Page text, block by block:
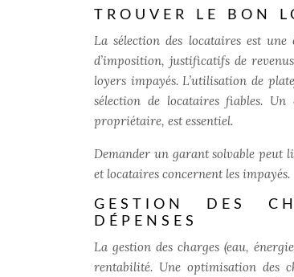
TROUVER LE BON
La sélection des locataires est
d’imposition, justificatifs de
loyers impayés. L’utilisation de
sélection de locataires fiables.
propriétaire, est essentiel.
Demander un garant solvable peut
et locataires concernent les impayés.
GESTION DES
DÉPENSES
La gestion des charges (eau,
rentabilité. Une optimisation des